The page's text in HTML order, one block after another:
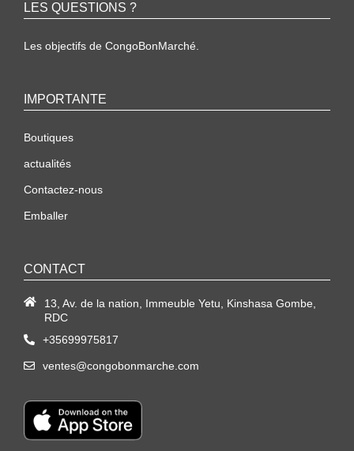
LES QUESTIONS ?
Les objectifs de CongoBonMarché.
IMPORTANTE
Boutiques
actualités
Contactez-nous
Emballer
CONTACT
13, Av. de la nation, Immeuble Yetu, Kinshasa Gombe,
RDC
+35699975817
ventes@congobonmarche.com